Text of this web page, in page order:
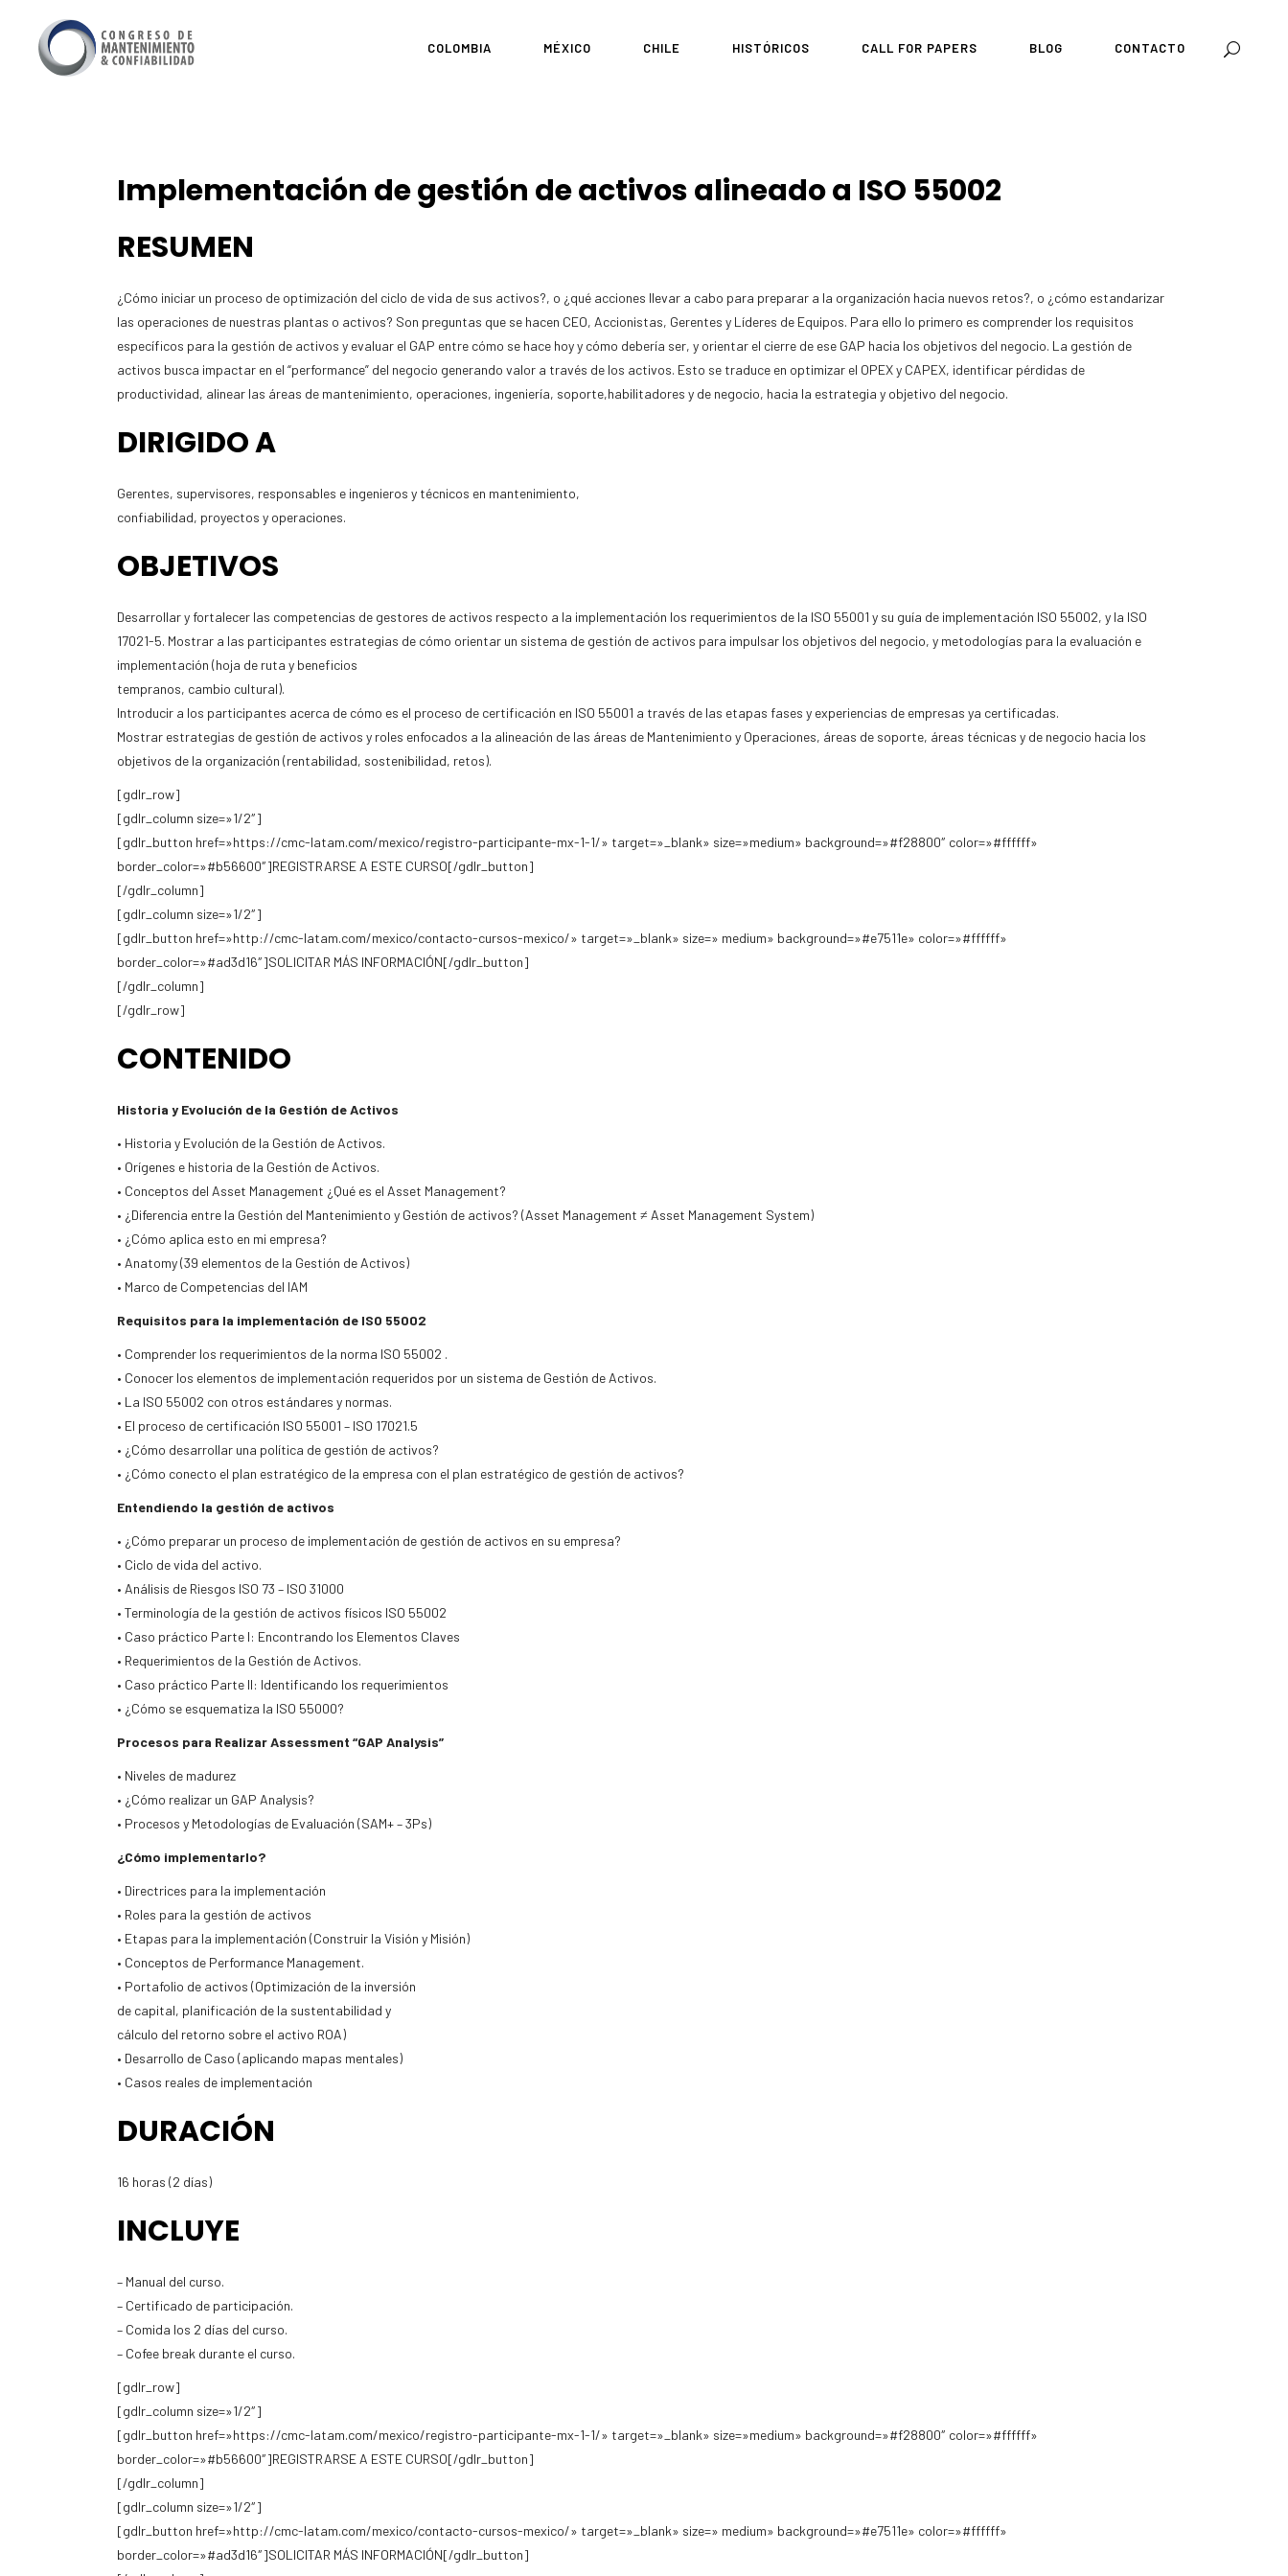
COLOMBIA MÉXICO CHILE HISTÓRICOS CALL FOR PAPERS BLOG CONTACTO
Implementación de gestión de activos alineado a ISO 55002
RESUMEN
¿Cómo iniciar un proceso de optimización del ciclo de vida de sus activos?, o ¿qué acciones llevar a cabo para preparar a la organización hacia nuevos retos?, o ¿cómo estandarizar
las operaciones de nuestras plantas o activos? Son preguntas que se hacen CEO, Accionistas, Gerentes y Líderes de Equipos. Para ello lo primero es comprender los requisitos
específicos para la gestión de activos y evaluar el GAP entre cómo se hace hoy y cómo debería ser, y orientar el cierre de ese GAP hacia los objetivos del negocio. La gestión de
activos busca impactar en el “performance” del negocio generando valor a través de los activos. Esto se traduce en optimizar el OPEX y CAPEX, identificar pérdidas de
productividad, alinear las áreas de mantenimiento, operaciones, ingeniería, soporte,habilitadores y de negocio, hacia la estrategia y objetivo del negocio.
DIRIGIDO A
Gerentes, supervisores, responsables e ingenieros y técnicos en mantenimiento,
confiabilidad, proyectos y operaciones.
OBJETIVOS
Desarrollar y fortalecer las competencias de gestores de activos respecto a la implementación los requerimientos de la ISO 55001 y su guía de implementación ISO 55002, y la ISO
17021-5. Mostrar a las participantes estrategias de cómo orientar un sistema de gestión de activos para impulsar los objetivos del negocio, y metodologías para la evaluación e
implementación (hoja de ruta y beneficios
tempranos, cambio cultural).
Introducir a los participantes acerca de cómo es el proceso de certificación en ISO 55001 a través de las etapas fases y experiencias de empresas ya certificadas.
Mostrar estrategias de gestión de activos y roles enfocados a la alineación de las áreas de Mantenimiento y Operaciones, áreas de soporte, áreas técnicas y de negocio hacia los
objetivos de la organización (rentabilidad, sostenibilidad, retos).
[gdlr_row]
[gdlr_column size=»1/2″]
[gdlr_button href=»https://cmc-latam.com/mexico/registro-participante-mx-1-1/» target=»_blank» size=»medium» background=»#f28800″ color=»#ffffff»
border_color=»#b56600″]REGISTRARSE A ESTE CURSO[/gdlr_button]
[/gdlr_column]
[gdlr_column size=»1/2″]
[gdlr_button href=»http://cmc-latam.com/mexico/contacto-cursos-mexico/» target=»_blank» size=» medium» background=»#e7511e» color=»#ffffff»
border_color=»#ad3d16″]SOLICITAR MÁS INFORMACIÓN[/gdlr_button]
[/gdlr_column]
[/gdlr_row]
CONTENIDO
Historia y Evolución de la Gestión de Activos
• Historia y Evolución de la Gestión de Activos.
• Orígenes e historia de la Gestión de Activos.
• Conceptos del Asset Management ¿Qué es el Asset Management?
• ¿Diferencia entre la Gestión del Mantenimiento y Gestión de activos? (Asset Management ≠ Asset Management System)
• ¿Cómo aplica esto en mi empresa?
• Anatomy (39 elementos de la Gestión de Activos)
• Marco de Competencias del IAM
Requisitos para la implementación de ISO 55002
• Comprender los requerimientos de la norma ISO 55002 .
• Conocer los elementos de implementación requeridos por un sistema de Gestión de Activos.
• La ISO 55002 con otros estándares y normas.
• El proceso de certificación ISO 55001 – ISO 17021.5
• ¿Cómo desarrollar una política de gestión de activos?
• ¿Cómo conecto el plan estratégico de la empresa con el plan estratégico de gestión de activos?
Entendiendo la gestión de activos
• ¿Cómo preparar un proceso de implementación de gestión de activos en su empresa?
• Ciclo de vida del activo.
• Análisis de Riesgos ISO 73 – ISO 31000
• Terminología de la gestión de activos físicos ISO 55002
• Caso práctico Parte I: Encontrando los Elementos Claves
• Requerimientos de la Gestión de Activos.
• Caso práctico Parte II: Identificando los requerimientos
• ¿Cómo se esquematiza la ISO 55000?
Procesos para Realizar Assessment “GAP Analysis”
• Niveles de madurez
• ¿Cómo realizar un GAP Analysis?
• Procesos y Metodologías de Evaluación (SAM+ – 3Ps)
¿Cómo implementarlo?
• Directrices para la implementación
• Roles para la gestión de activos
• Etapas para la implementación (Construir la Visión y Misión)
• Conceptos de Performance Management.
• Portafolio de activos (Optimización de la inversión
de capital, planificación de la sustentabilidad y
cálculo del retorno sobre el activo ROA)
• Desarrollo de Caso (aplicando mapas mentales)
• Casos reales de implementación
DURACIÓN
16 horas (2 días)
INCLUYE
– Manual del curso.
– Certificado de participación.
– Comida los 2 días del curso.
– Cofee break durante el curso.
[gdlr_row]
[gdlr_column size=»1/2″]
[gdlr_button href=»https://cmc-latam.com/mexico/registro-participante-mx-1-1/» target=»_blank» size=»medium» background=»#f28800″ color=»#ffffff»
border_color=»#b56600″]REGISTRARSE A ESTE CURSO[/gdlr_button]
[/gdlr_column]
[gdlr_column size=»1/2″]
[gdlr_button href=»http://cmc-latam.com/mexico/contacto-cursos-mexico/» target=»_blank» size=» medium» background=»#e7511e» color=»#ffffff»
border_color=»#ad3d16″]SOLICITAR MÁS INFORMACIÓN[/gdlr_button]